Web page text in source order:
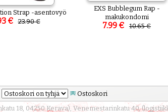
Strap -asentovyö
€ 23.90 €
EXS Bubblegum Rap -
makukondomi
7.99 € 10.65 €
Ostoskori
18, 04250 Kerava), Venemestarinkatu 40,